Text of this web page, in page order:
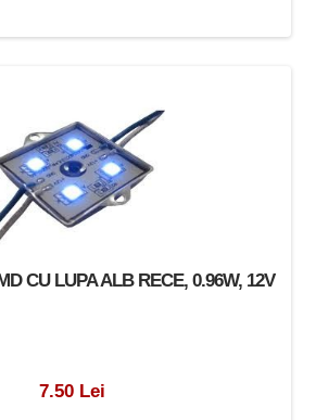
CU LUPA ALB RECE, 0.96W, 12V
7.50 Lei